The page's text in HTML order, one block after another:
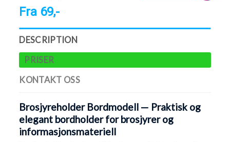
Fra 69,-
DESCRIPTION
PRISER
KONTAKT OSS
Brosjyreholder Bordmodell — Praktisk og
elegant bordholder for brosjyrer og
informasjonsmateriell